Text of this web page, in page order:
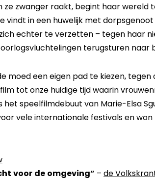
zwanger raakt, begint haar wereld
vindt in een huwelijk met dorpsgenoot
echter te verzetten – tegen haar
terugsturen naar
moed een eigen pad te kiezen,
tot onze huidige tijd waarin
het speelfilmdebuut van Marie-Elsa
vele internationale festivals en
voor de omgeving” – de